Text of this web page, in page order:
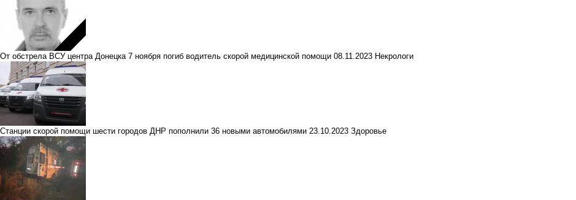
От обстрела ВСУ центра Донецка 7 ноября погиб водитель скорой медицинской помощи 08.11.2023 Некрологи
Станции скорой помощи шести городов ДНР пополнили 36 новыми автомобилями 23.10.2023 Здоровье